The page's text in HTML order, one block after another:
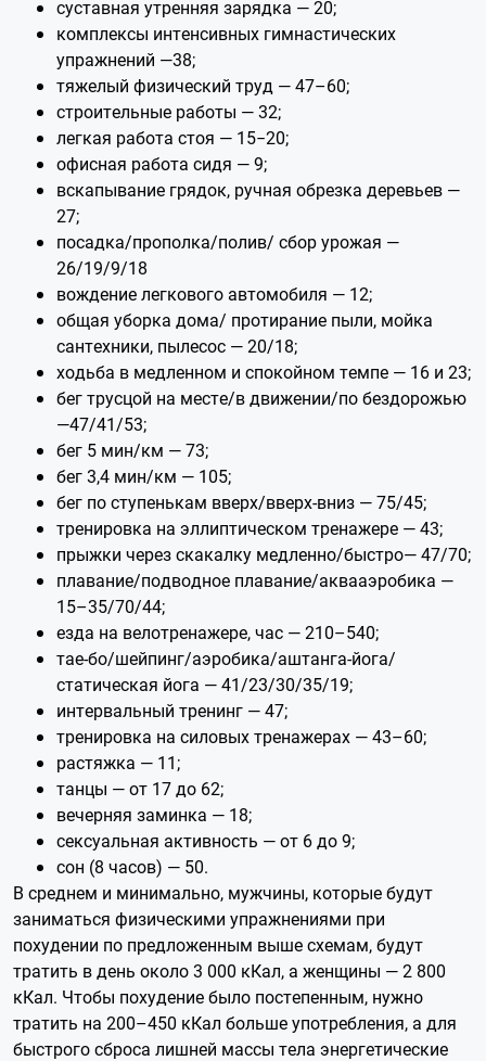
суставная утренняя зарядка — 20;
комплексы интенсивных гимнастических
упражнений —38;
тяжелый физический труд — 47–60;
строительные работы — 32;
легкая работа стоя — 15‒20;
офисная работа сидя — 9;
вскапывание грядок, ручная обрезка деревьев —
27;
посадка/прополка/полив/ сбор урожая —
26/19/9/18
вождение легкового автомобиля — 12;
общая уборка дома/ протирание пыли, мойка
сантехники, пылесос — 20/18;
ходьба в медленном и спокойном темпе — 16 и 23;
бег трусцой на месте/в движении/по бездорожью
—47/41/53;
бег 5 мин/км — 73;
бег 3,4 мин/км — 105;
бег по ступенькам вверх/вверх-вниз — 75/45;
тренировка на эллиптическом тренажере — 43;
прыжки через скакалку медленно/быстро— 47/70;
плавание/подводное плавание/аквааэробика —
15–35/70/44;
езда на велотренажере, час — 210–540;
тае-бо/шейпинг/аэробика/аштанга-йога/
статическая йога — 41/23/30/35/19;
интервальный тренинг — 47;
тренировка на силовых тренажерах — 43–60;
растяжка — 11;
танцы — от 17 до 62;
вечерняя заминка — 18;
сексуальная активность — от 6 до 9;
сон (8 часов) — 50.
В среднем и минимально, мужчины, которые будут
заниматься физическими упражнениями при
похудении по предложенным выше схемам, будут
тратить в день около 3 000 кКал, а женщины — 2 800
кКал. Чтобы похудение было постепенным, нужно
тратить на 200–450 кКал больше употребления, а для
быстрого сброса лишней массы тела энергетические